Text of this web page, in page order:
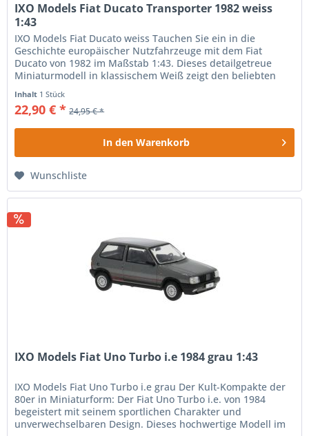
IXO Models Fiat Ducato Transporter 1982 weiss
1:43
IXO Models Fiat Ducato weiss Tauchen Sie ein in die
Geschichte europäischer Nutzfahrzeuge mit dem Fiat
Ducato von 1982 im Maßstab 1:43. Dieses detailgetreue
Miniaturmodell in klassischem Weiß zeigt den beliebten
Inhalt 1 Stück
22,90 € * 24,95 € *
In den Warenkorb
Wunschliste
IXO Models Fiat Uno Turbo i.e 1984 grau 1:43
IXO Models Fiat Uno Turbo i.e grau Der Kult-Kompakte der
80er in Miniaturform: Der Fiat Uno Turbo i.e. von 1984
begeistert mit seinem sportlichen Charakter und
unverwechselbaren Design. Dieses hochwertige Modell im